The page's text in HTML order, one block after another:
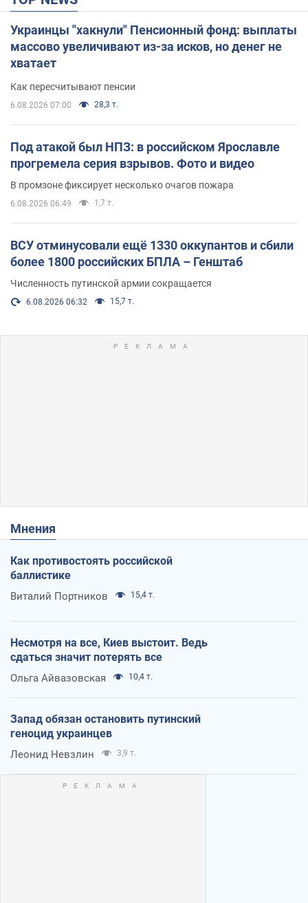
Украинцы "хакнули" Пенсионный фонд: выплаты
массово увеличивают из-за исков, но денег не
хватает
Как пересчитывают пенсии
6.08.2026 07:00 28,3 т.
Под атакой был НПЗ: в российском Ярославле
прогремела серия взрывов. Фото и видео
В промзоне фиксирует несколько очагов пожара
6.08.2026 06:49 1,7 т.
ВСУ отминусовали ещё 1330 оккупантов и сбили
более 1800 российских БПЛА – Генштаб
Численность путинской армии сокращается
6.08.2026 06:32 15,7 т.
Мнения
Как противостоять российской
баллистике
Виталий Портников 15,4 т.
Несмотря на все, Киев выстоит. Ведь
сдаться значит потерять все
Ольга Айвазовская 10,4 т.
Запад обязан остановить путинский
геноцид украинцев
Леонид Невзлин 3,9 т.